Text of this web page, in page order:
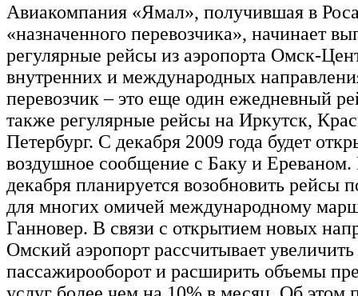
Авиакомпания «Ямал», получившая в
«назначенного перевозчика», начинает
регулярные рейсы из аэропорта Омск-
внутренних и международных
перевозчик – это еще один ежедневный
также регулярные рейсы на Иркутск,
Петербург. С декабря 2009 года будет
воздушное сообщение с Баку и
декабря планируется возобновить рейсы
для многих омичей международному
Ганновер. В связи с открытием новых
Омский аэропорт рассчитывает увеличить
пассажирооборот и расширить объемы